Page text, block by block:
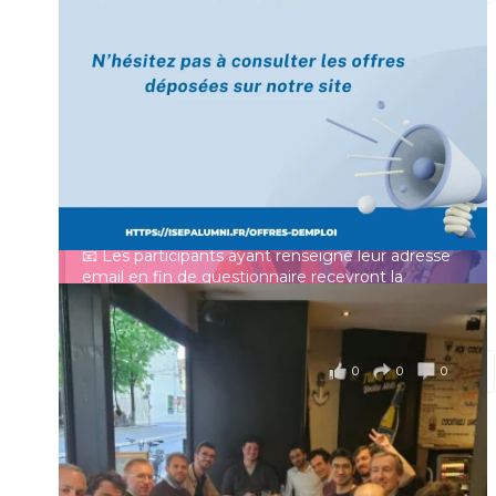
[Enquête IESF 2026] Top départ 🚀
👩‍🎓 Ingénieurs diplômés, vous avez jusqu’au 31
mai pour participer et faire entendre votre voix !
Depuis plus de 60 ans, cette enquête vise à établir
un panorama complet de la situation socio-
professionnelle des ingénieurs et scientifiques
français.
📧 Les participants ayant renseigné leur adresse
email en fin de questionnaire recevront la
synthèse des résultats...Voir plus
il y a 4 mois
0 0 0
Voir sur Facebook
Prénom
Mot de passe
Se souvenir de moi
Connexion